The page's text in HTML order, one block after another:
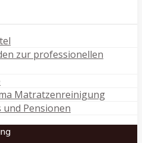
zur professionellen
Matratzenreinigung
Pensionen